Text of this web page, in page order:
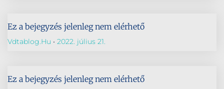
Ez a bejegyzés jelenleg nem elérhető
Vdtablog.hu 2022. július 21.
Ez a bejegyzés jelenleg nem elérhető